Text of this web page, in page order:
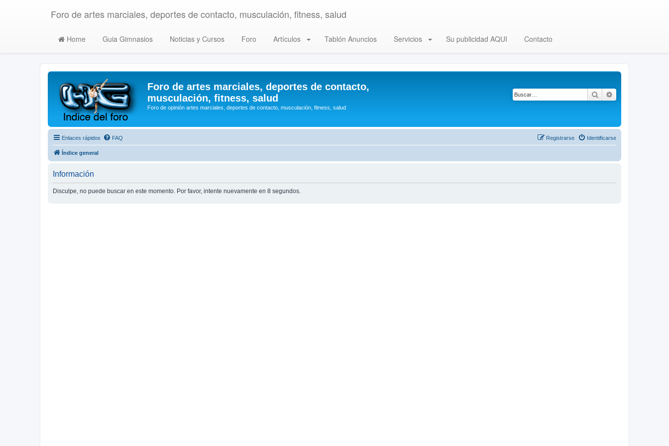
Foro de artes marciales, deportes de contacto, musculación, fitness, salud
Home Guia Gimnasios Noticias y Cursos Foro Artículos Tablón Anuncios Servicios Su publicidad AQUI Contacto
Foro de artes marciales, deportes de contacto,
musculación, fitness, salud
Foro de opinión artes marciales, deportes de contacto, musculación, fitness, salud
Buscar
Enlaces rápidos FAQ Identificarse
Registrarse
Índice general
Información
Disculpe, no puede buscar en este momento. Por favor, intente nuevamente en 8 segundos.